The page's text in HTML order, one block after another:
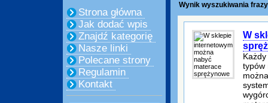
Strona główna
Jak dodać wpis
Znajdź kategorię
Nasze linki
Polecane strony
Regulamin
Kontakt
Wynik wyszukiwania
W
typów